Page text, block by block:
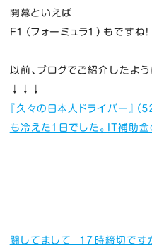
開幕といえば
F１（フォーミュラ１）もですね！
以前、ブログでご紹介したよう
↓↓↓
『久々の日本人ドライバー』
（
も冷えた１日でした。IT補助
闘してまして １７時締切です